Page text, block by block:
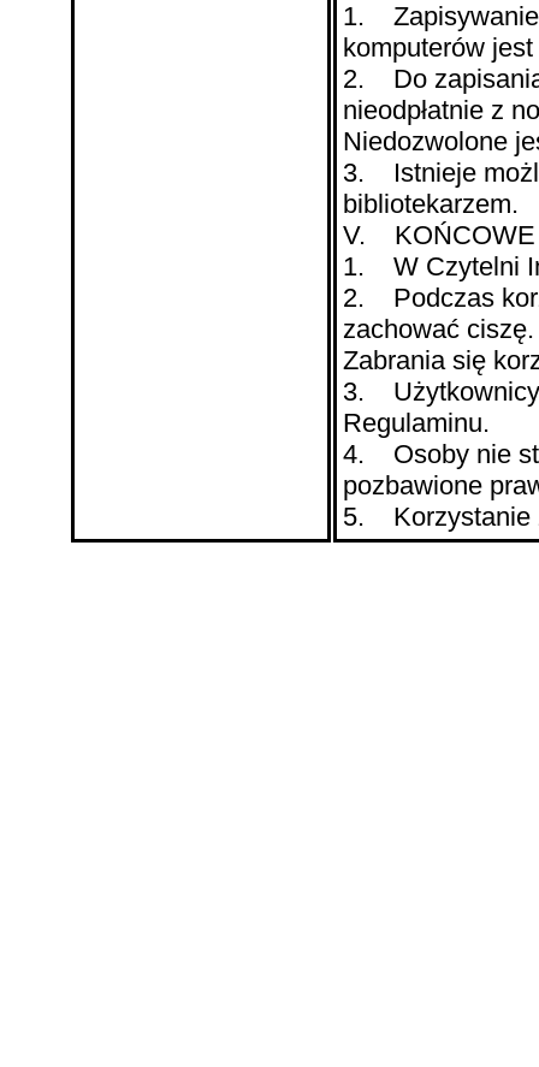
1. Zapisywanie
komputerów
2. Do
nieodpłatnie z
Niedozwolone
3. Istnieje
bibliotekarzem.
V. KOŃCOWE
1. W Czytelni
2. Podczas
zachować ciszę.
Zabrania się
3. Użytkownicy
Regulaminu.
4. Osoby nie
pozbawione
5. Korzystanie